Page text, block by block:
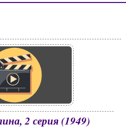
2 серия (1949)